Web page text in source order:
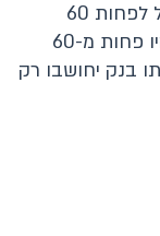
בדוח המחקר הוצגו תאים סטטיסטיים של לפחות 60
משיבים – לדוגמא: אם באחד הבנקים יהיו פחות מ-60
בנק יחושבו רק